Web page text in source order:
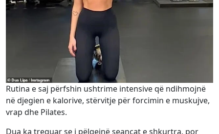
Rutina e saj përfshin ushtrime intensive që ndihmojnë
në djegien e kalorive, stërvitje për forcimin e muskujve,
vrap dhe Pilates.
Dua ka treguar se i pëlqejnë seancat e shkurtra, por